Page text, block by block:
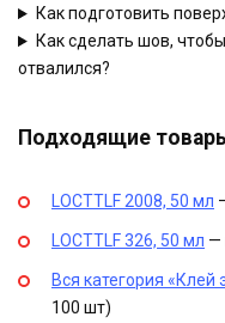
Как подготовить
Как сделать шов,
отвалился?
Подходящие
LOCTTLF 2008, 50 мл
LOCTTLF 326, 50 мл —
Вся категория
100 шт)